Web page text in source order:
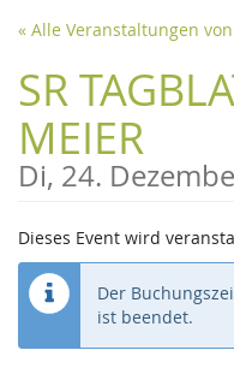
Zum
Inhalt
springen
« Alle Veranstaltungen
SR
MEIER
Di, 24.
Dieses Event wird
Der
ist beendet.